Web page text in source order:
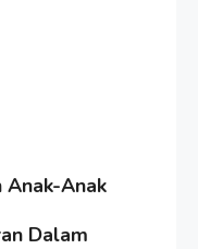
Anak-Anak
Dalam